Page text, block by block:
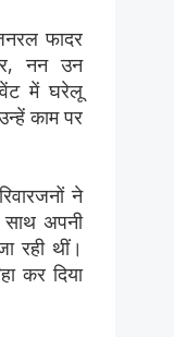
फादर
नन उन
में घरेलू
काम पर
ने
साथ अपनी
रही थीं।
कर दिया